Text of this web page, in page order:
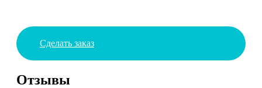
Сделать заказ
Отзывы